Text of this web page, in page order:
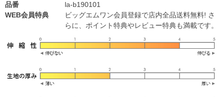
品番
la-b190101
WEB会員特典
ビッグエムワン会員登録で店内全品送料無料! さ
らに、ポイント特典やレビュー特典も満載です。